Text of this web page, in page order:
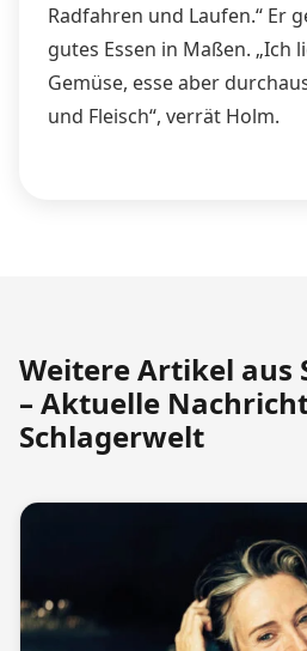
Radfahren und Laufen.“ Er
gutes Essen in Maßen. „Ich
Gemüse, esse aber
und Fleisch“, verrät Holm.
Weitere Artikel aus
– Aktuelle
Schlagerwelt